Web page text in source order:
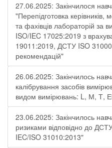
27.06.2025: Закінчилося
"Перепідготовка керівників,
та фахівців лабораторій за
ISO/IEC 17025:2019 з
19011:2019, ДСТУ ISO
рекомендацій"
26.06.2025: Закінчилось
калібрування засобів
видом вимірювань: L, М, Т,
23.06.2025: Закінчилось
ризиками відповідно до
IEC/ISO 31010:2013"